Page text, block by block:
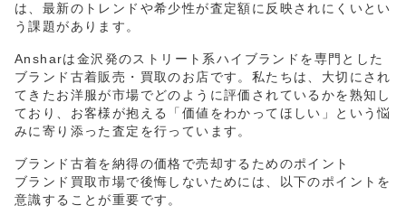
は、最新のトレンドや希少性が査定額に反映されにくいとい
う課題があります。
Ansharは金沢発のストリート系ハイブランドを専門とした
ブランド古着販売・買取のお店です。私たちは、大切にされ
てきたお洋服が市場でどのように評価されているかを熟知し
ており、お客様が抱える「価値をわかってほしい」という悩
みに寄り添った査定を行っています。
ブランド古着を納得の価格で売却するためのポイント
ブランド買取市場で後悔しないためには、以下のポイントを
意識することが重要です。